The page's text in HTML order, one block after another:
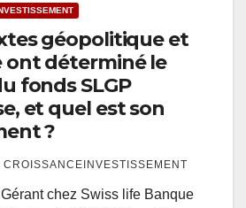
géopolitique et
ont déterminé le
fonds SLGP
et quel est son
?
CROISSANCEINVESTISSEMENT
chez Swiss life Banque